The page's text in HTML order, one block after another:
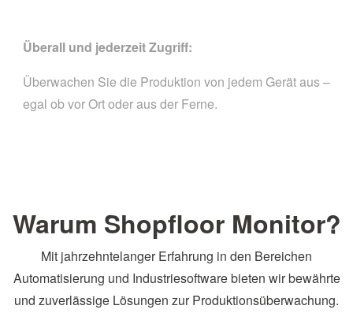
Überall und jederzeit Zugriff:
Überwachen Sie die Produktion von jedem Gerät aus –
egal ob vor Ort oder aus der Ferne.
Warum Shopfloor Monitor?
Mit jahrzehntelanger Erfahrung in den Bereichen
Automatisierung und Industriesoftware bieten wir bewährte
und zuverlässige Lösungen zur Produktionsüberwachung.